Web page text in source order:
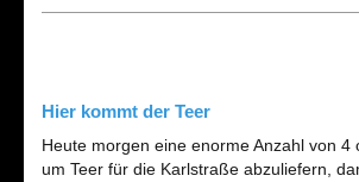
Hier kommt der Teer
Heute morgen eine enorme Anzahl von 4
um Teer für die Karlstraße abzuliefern,